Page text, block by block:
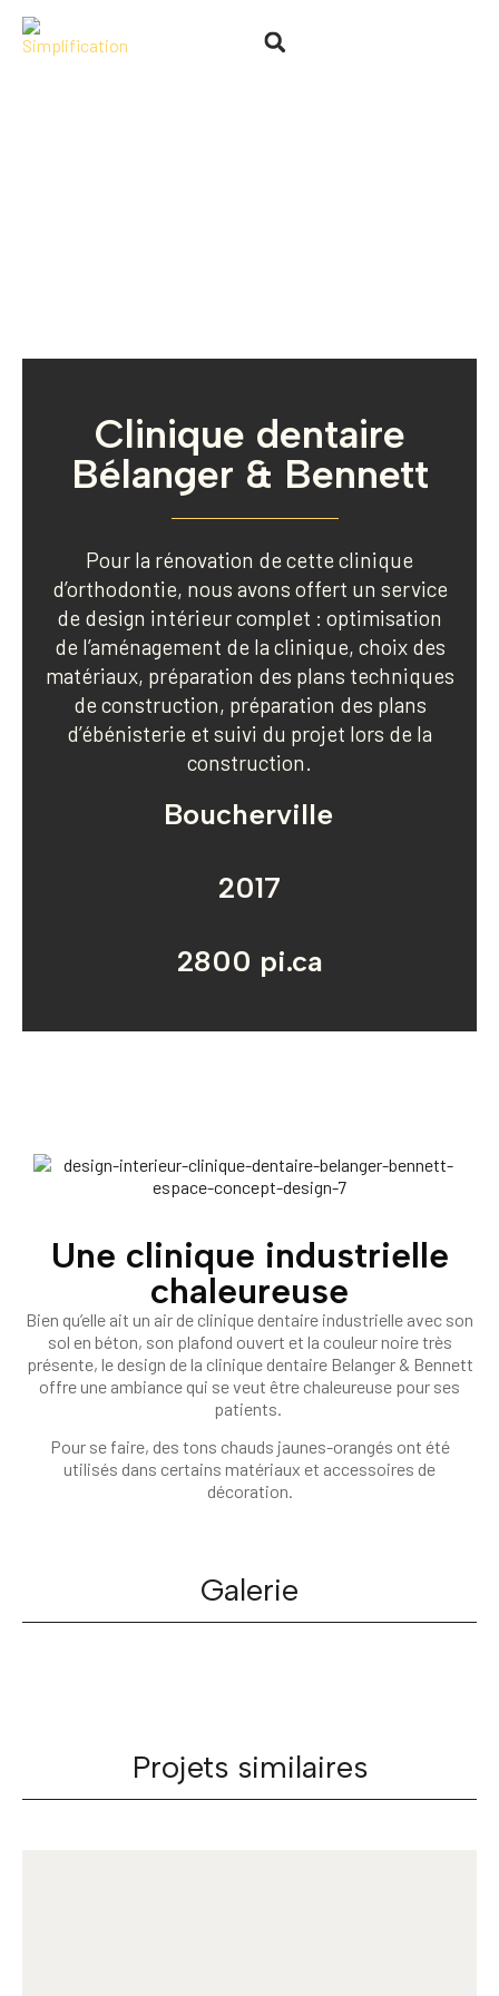
Clinique dentaire
Bélanger & Bennett
Pour la rénovation de cette clinique
d’orthodontie, nous avons offert un service
de design intérieur complet : optimisation
de l’aménagement de la clinique, choix des
matériaux, préparation des plans techniques
de construction, préparation des plans
d’ébénisterie et suivi du projet lors de la
construction.
Boucherville
2017
2800 pi.ca
Une clinique industrielle
chaleureuse
Bien qu’elle ait un air de clinique dentaire industrielle avec son
sol en béton, son plafond ouvert et la couleur noire très
présente, le design de la clinique dentaire Belanger & Bennett
offre une ambiance qui se veut être chaleureuse pour ses
patients.
Pour se faire, des tons chauds jaunes-orangés ont été
utilisés dans certains matériaux et accessoires de
décoration.
Galerie
Projets similaires